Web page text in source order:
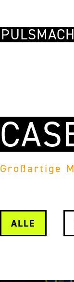
Großartige
ALLE